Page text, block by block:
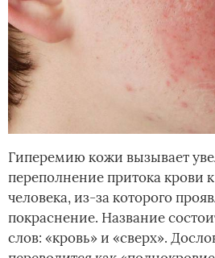
Гиперемию кожи вызывает
переполнение притока крови к
человека, из-за которого
покраснение. Название
слов: «кровь» и «сверх».